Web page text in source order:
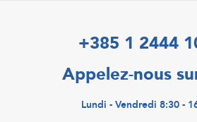
+385 1 2444
Appelez-nous
Lundi - Vendredi 8:30 -